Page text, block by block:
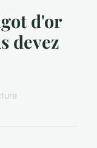
d'or
devez